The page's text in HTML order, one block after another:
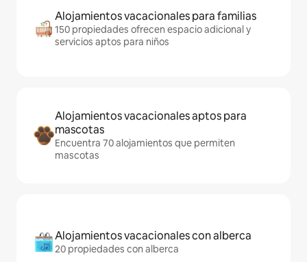
Alojamientos vacacionales para familias
150 propiedades ofrecen espacio adicional y
servicios aptos para niños
Alojamientos vacacionales aptos para
mascotas
Encuentra 70 alojamientos que permiten
mascotas
Alojamientos vacacionales con alberca
20 propiedades con alberca